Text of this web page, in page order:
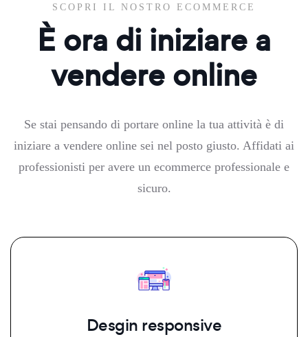
SCOPRI IL NOSTRO ECOMMERCE
È ora di iniziare a
vendere online
Se stai pensando di portare online la tua attività è di
iniziare a vendere online sei nel posto giusto. Affidati ai
professionisti per avere un ecommerce professionale e
sicuro.
Desgin responsive